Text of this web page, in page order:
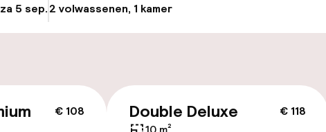
op eigen
5 sep.2 volwassenen, 1 kamer
€ 108 € 118
Double Deluxe